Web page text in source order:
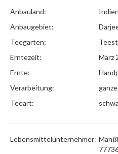
Anbauland:
Indien
Anbaugebiet:
Teegarten:
Erntezeit:
März
Ernte:
Verarbeitung:
Teeart:
Lebensmittelunternehmer: